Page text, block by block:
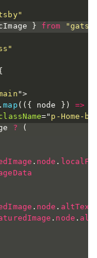
} from
">
.map ( ( { node } ) =>
=" p-Home-
?
(
. node .
. node . altText
. node .